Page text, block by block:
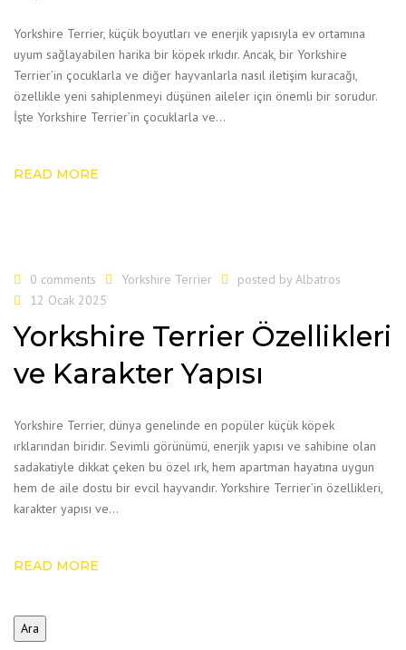
Yorkshire Terrier, küçük boyutları ve enerjik yapısıyla ev ortamına
uyum sağlayabilen harika bir köpek ırkıdır. Ancak, bir Yorkshire
Terrier’in çocuklarla ve diğer hayvanlarla nasıl iletişim kuracağı,
özellikle yeni sahiplenmeyi düşünen aileler için önemli bir sorudur.
İşte Yorkshire Terrier’in çocuklarla ve…
READ MORE
0 comments Yorkshire Terrier posted by Albatros
12 Ocak 2025
Yorkshire Terrier Özellikleri
ve Karakter Yapısı
Yorkshire Terrier, dünya genelinde en popüler küçük köpek
ırklarından biridir. Sevimli görünümü, enerjik yapısı ve sahibine olan
sadakatiyle dikkat çeken bu özel ırk, hem apartman hayatına uygun
hem de aile dostu bir evcil hayvandır. Yorkshire Terrier’in özellikleri,
karakter yapısı ve…
READ MORE